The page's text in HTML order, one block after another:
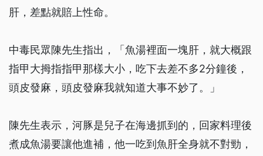
肝，差點就賠上性命。
中毒民眾陳先生指出，「魚湯裡面一塊肝，就大概跟
指甲大拇指指甲那樣大小，吃下去差不多2分鐘後，
頭皮發麻，頭皮發麻我就知道大事不妙了。」
陳先生表示，河豚是兒子在海邊抓到的，回家料理後
煮成魚湯要讓他進補，他一吃到魚肝全身就不對勁，